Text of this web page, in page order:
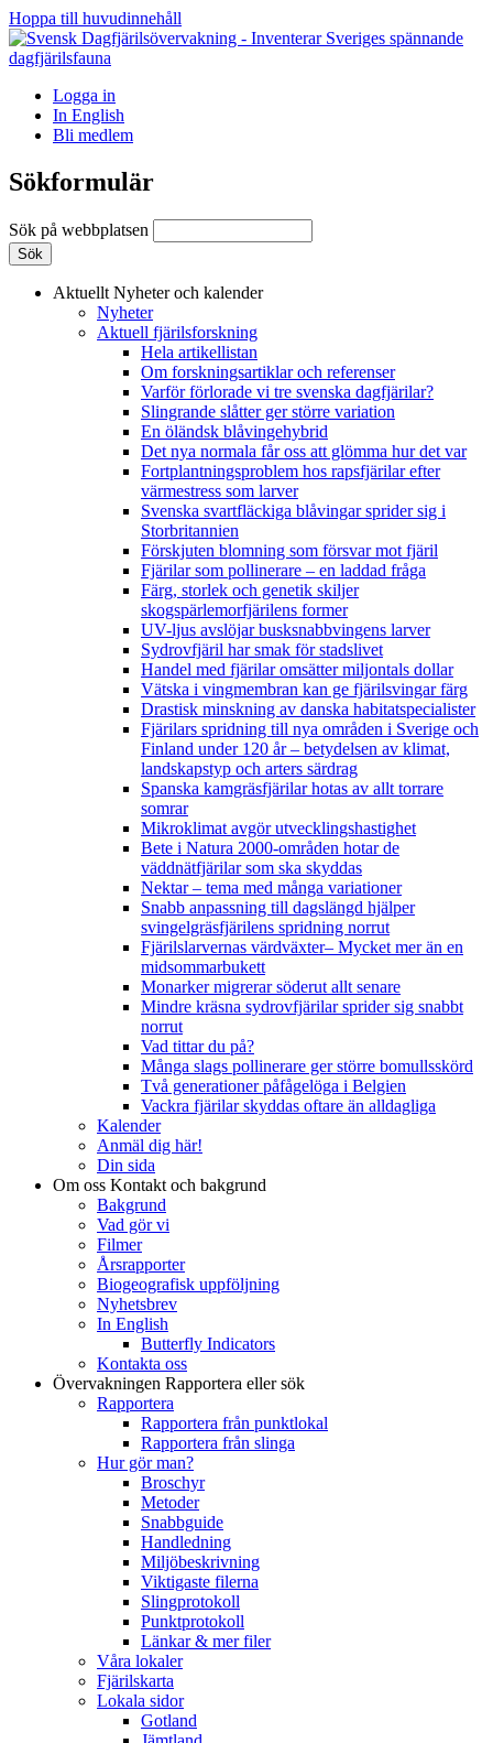
Hoppa till huvudinnehåll
Logga in
In English
Bli medlem
Sökformulär
Sök på webbplatsen
Aktuellt Nyheter och kalender
Nyheter
Aktuell fjärilsforskning
Hela artikellistan
Om forskningsartiklar och referenser
Varför förlorade vi tre svenska dagfjärilar?
Slingrande slåtter ger större variation
En öländsk blåvingehybrid
Det nya normala får oss att glömma hur det var
Fortplantningsproblem hos rapsfjärilar efter
värmestress som larver
Svenska svartfläckiga blåvingar sprider sig i
Storbritannien
Förskjuten blomning som försvar mot fjäril
Fjärilar som pollinerare – en laddad fråga
Färg, storlek och genetik skiljer
skogspärlemorfjärilens former
UV-ljus avslöjar busksnabbvingens larver
Sydrovfjäril har smak för stadslivet
Handel med fjärilar omsätter miljontals dollar
Vätska i vingmembran kan ge fjärilsvingar färg
Drastisk minskning av danska habitatspecialister
Fjärilars spridning till nya områden i Sverige och
Finland under 120 år– betydelsen av klimat,
landskapstyp och arters särdrag
Spanska kamgräsfjärilar hotas av allt torrare
somrar
Mikroklimat avgör utvecklingshastighet
Bete i Natura 2000-områden hotar de
väddnätfjärilar som ska skyddas
Nektar – tema med många variationer
Snabb anpassning till dagslängd hjälper
svingelgräsfjärilens spridning norrut
Fjärilslarvernas värdväxter– Mycket mer än en
midsommarbukett
Monarker migrerar söderut allt senare
Mindre kräsna sydrovfjärilar sprider sig snabbt
norrut
Vad tittar du på?
Många slags pollinerare ger större bomullsskörd
Två generationer påfågelöga i Belgien
Vackra fjärilar skyddas oftare än alldagliga
Kalender
Anmäl dig här!
Din sida
Om oss Kontakt och bakgrund
Bakgrund
Vad gör vi
Filmer
Årsrapporter
Biogeografisk uppföljning
Nyhetsbrev
In English
Butterfly Indicators
Kontakta oss
Övervakningen Rapportera eller sök
Rapportera
Rapportera från punktlokal
Rapportera från slinga
Hur gör man?
Broschyr
Metoder
Snabbguide
Handledning
Miljöbeskrivning
Viktigaste filerna
Slingprotokoll
Punktprotokoll
Länkar & mer filer
Våra lokaler
Fjärilskarta
Lokala sidor
Gotland